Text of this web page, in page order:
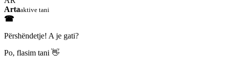
Artaaktive tani
☎
Përshëndetje! A je gati?
Po, flasim tani 👋